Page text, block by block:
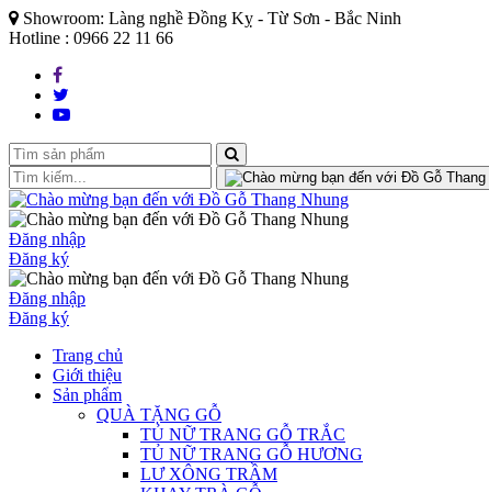
Showroom: Làng nghề Đồng Kỵ - Từ Sơn - Bắc Ninh
Hotline : 0966 22 11 66
Đăng nhập
Đăng ký
Đăng nhập
Đăng ký
Trang chủ
Giới thiệu
Sản phẩm
QUÀ TẶNG GỖ
TỦ NỮ TRANG GỖ TRẮC
TỦ NỮ TRANG GỖ HƯƠNG
LƯ XÔNG TRẦM